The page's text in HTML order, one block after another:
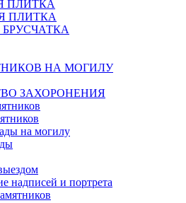
ПЛИТКА
ПЛИТКА
НА МОГИЛУ
ЗАХОРОНЕНИЯ
на могилу
надписей и портрета